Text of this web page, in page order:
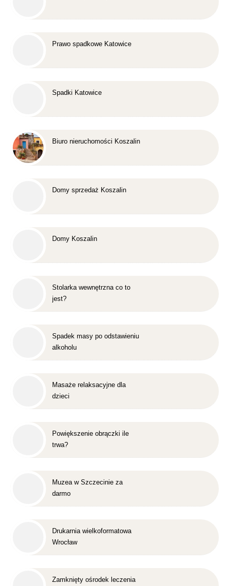
Prawo spadkowe Katowice
Spadki Katowice
Biuro nieruchomości Koszalin
Domy sprzedaż Koszalin
Domy Koszalin
Stolarka wewnętrzna co to
jest?
Spadek masy po odstawieniu
alkoholu
Masaże relaksacyjne dla
dzieci
Powiększenie obrączki ile
trwa?
Muzea w Szczecinie za
darmo
Drukarnia wielkoformatowa
Wrocław
Zamknięty ośrodek leczenia